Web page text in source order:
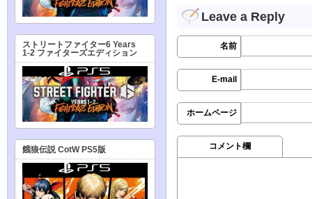
Leave a Reply
名前
E-mail
ホームページ
コメント欄
ストリートファイター6 Years
1-2 ファイターズエディション
餓狼伝説 CotW PS5版